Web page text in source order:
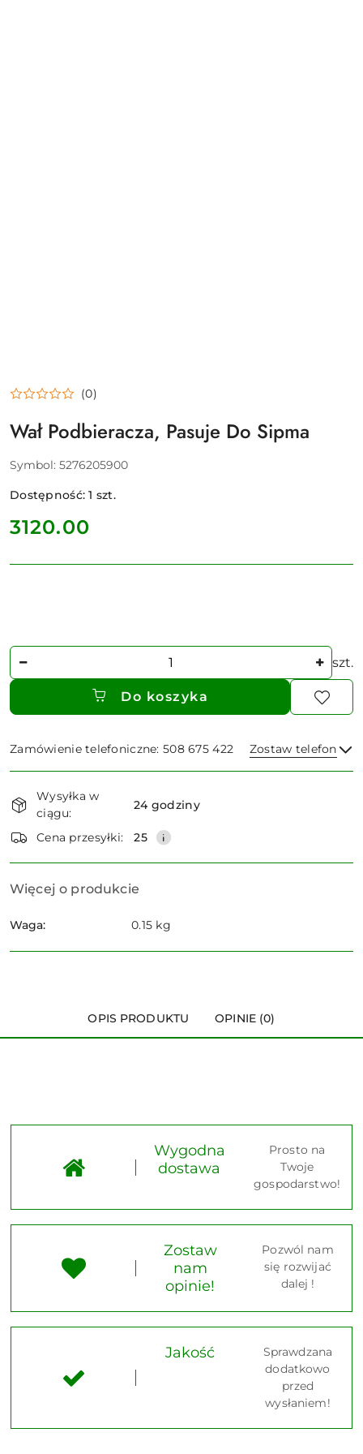
(0)
Wał Podbieracza, Pasuje Do Sipma
Symbol: 5276205900
Dostępność:1 szt.
cena:
3120.00
Ilość szt.
Do koszyka
Zamówienie telefoniczne: 508 675 422 Zostaw telefon
i
dostawa
Wysyłka w
ciągu:
24 godziny
Cena przesyłki: 25
Więcej o produkcie
Waga: 0.15 kg
OPIS PRODUKTU OPINIE (0)
Wygodna
dostawa
Prosto na
Twoje
gospodarstwo!
Zostaw
nam
opinie!
Pozwól nam
się rozwijać
dalej !
Jakość
Sprawdzana
dodatkowo
przed
wysłaniem!